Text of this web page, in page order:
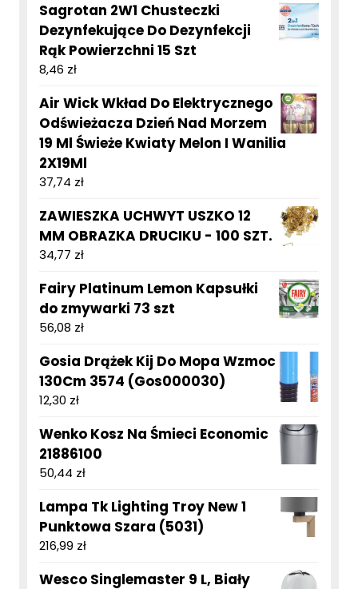
Sagrotan 2W1 Chusteczki
Dezynfekujące Do Dezynfekcji
Rąk Powierzchni 15 Szt
8,46 zł
Air Wick Wkład Do Elektrycznego
Odświeżacza Dzień Nad Morzem
19 Ml Świeże Kwiaty Melon I Wanilia
2X19Ml
37,74 zł
ZAWIESZKA UCHWYT USZKO 12
MM OBRAZKA DRUCIKU - 100 SZT.
34,77 zł
Fairy Platinum Lemon Kapsułki
do zmywarki 73 szt
56,08 zł
Gosia Drążek Kij Do Mopa Wzmoc
130Cm 3574 (Gos000030)
12,30 zł
Wenko Kosz Na Śmieci Economic
21886100
50,44 zł
Lampa Tk Lighting Troy New 1
Punktowa Szara (5031)
216,99 zł
Wesco Singlemaster 9 L, Biały